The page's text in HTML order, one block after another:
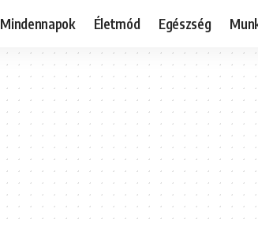
Mindennapok Életmód Egészség